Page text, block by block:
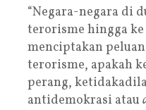
“Negara-negara di
terorisme hingga
menciptakan
terorisme, apakah
perang,
antidemokrasi atau